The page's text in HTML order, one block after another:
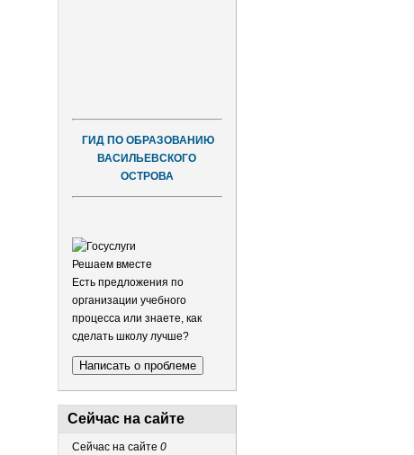
ГИД ПО ОБРАЗОВАНИЮ
ВАСИЛЬЕВСКОГО
ОСТРОВА
Решаем вместе
Есть предложения по
организации учебного
процесса или знаете, как
сделать школу лучше?
Написать о проблеме
Сейчас на сайте
Сейчас на сайте 0